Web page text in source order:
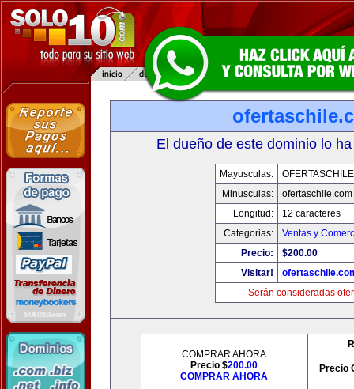
El dueño de este dominio lo
Mayusculas:
Minusculas:
ofertaschile.com
Longitud:
12 caracteres
Categorias:
Ventas y
Precio:
$200.00
Visitar!
Serán consideradas
COMPRAR AHORA
Precio $200.00
COMPRAR AHORA
Precio